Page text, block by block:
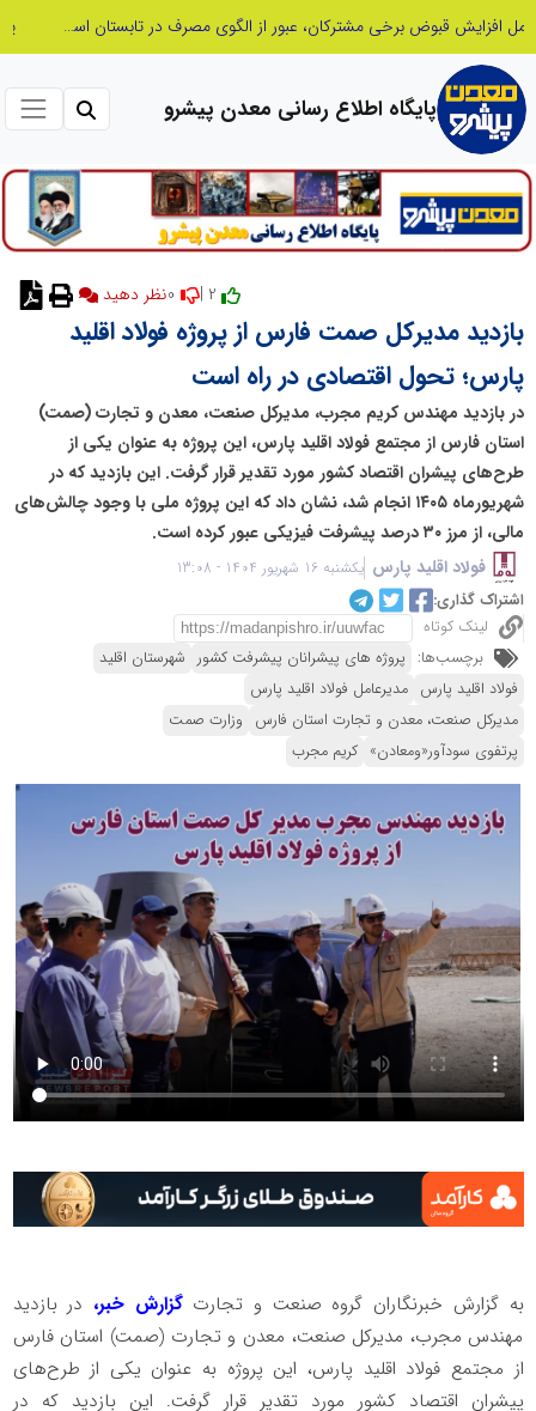
پایگاه اطلاع رسانی معدن پیشرو
نظر دهید
بازدید مدیرکل صمت فارس از پروژه فولاد اقلید
پارس؛ تحول اقتصادی در راه است
در بازدید مهندس کریم مجرب، مدیرکل صنعت، معدن و تجارت (صمت)
استان فارس از مجتمع فولاد اقلید پارس، این پروژه به عنوان یکی از
طرح‌های پیشران اقتصاد کشور مورد تقدیر قرار گرفت. این بازدید که در
شهریورماه ۱۴۰۵ انجام شد، نشان داد که این پروژه ملی با وجود چالش‌های
مالی، از مرز ۳۰ درصد پیشرفت فیزیکی عبور کرده است.
فولاد اقلید پارس یکشنبه 16 شهریور 1404 - 13:08
اشتراک گذاری:
لینک کوتاه
برچسب‌ها: پروژه های پیشرانان پیشرفت کشور شهرستان اقلید
فولاد اقلید پارس مدیرعامل فولاد اقلید پارس
مدیرکل صنعت، معدن و تجارت استان فارس وزارت صمت
پرتفوی سودآور«ومعادن» کریم مجرب
به گزارش خبرنگاران گروه صنعت و تجارت گزارش خبر، در بازدید
مهندس مجرب، مدیرکل صنعت، معدن و تجارت (صمت) استان فارس
از مجتمع فولاد اقلید پارس، این پروژه به عنوان یکی از طرح‌های
پیشران اقتصاد کشور مورد تقدیر قرار گرفت. این بازدید که در